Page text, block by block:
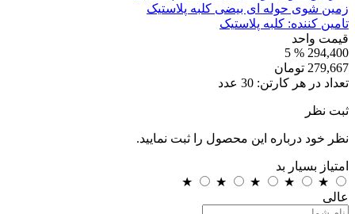
زمین شوی حوله ای بیضی کلبه پلاستیک
تامین کننده: کلبه پلاستیک
قیمت واحد
294,400
% 5
279,667 تومان
تعداد در هر کارتن: 30 عدد
ثبت نظر
نظر خود درباره این محصول را ثبت نمایید.
امتیاز بسیار بد
★
★
★
★
★
عالی